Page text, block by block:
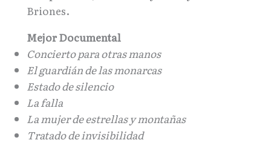
Briones.
Mejor Documental
Concierto para otras manos
El guardián de las monarcas
Estado de silencio
La falla
La mujer de estrellas y montañas
Tratado de invisibilidad